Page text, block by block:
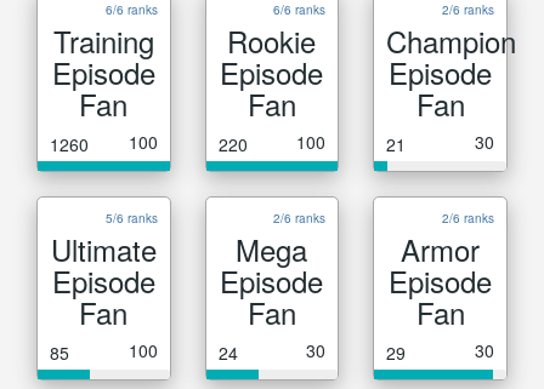
6/6 ranks
Training
Episode
Fan
1260 100
6/6 ranks
Rookie
Episode
Fan
220 100
2/6 ranks
Champion
Episode
Fan
21 30
5/6 ranks
Ultimate
Episode
Fan
85 100
2/6 ranks
Mega
Episode
Fan
24 30
2/6 ranks
Armor
Episode
Fan
29 30